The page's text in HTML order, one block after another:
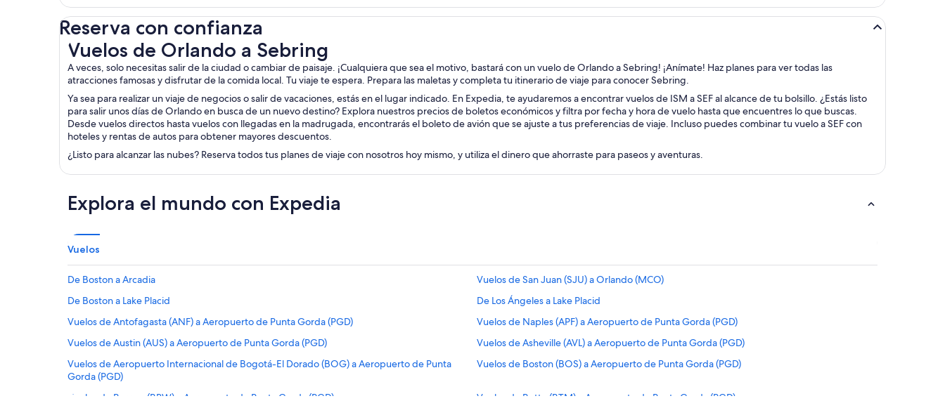
Reserva con confianza
Vuelos de Orlando a Sebring
A veces, solo necesitas salir de la ciudad o cambiar de paisaje. ¡Cualquiera que sea el motivo, bastará con un vuelo de Orlando a Sebring! ¡Anímate! Haz planes para ver todas las
atracciones famosas y disfrutar de la comida local. Tu viaje te espera. Prepara las maletas y completa tu itinerario de viaje para conocer Sebring.
Ya sea para realizar un viaje de negocios o salir de vacaciones, estás en el lugar indicado. En Expedia, te ayudaremos a encontrar vuelos de ISM a SEF al alcance de tu bolsillo. ¿Estás listo
para salir unos días de Orlando en busca de un nuevo destino? Explora nuestros precios de boletos económicos y filtra por fecha y hora de vuelo hasta que encuentres lo que buscas.
Desde vuelos directos hasta vuelos con llegadas en la madrugada, encontrarás el boleto de avión que se ajuste a tus preferencias de viaje. Incluso puedes combinar tu vuelo a SEF con
hoteles y rentas de autos para obtener mayores descuentos.
¿Listo para alcanzar las nubes? Reserva todos tus planes de viaje con nosotros hoy mismo, y utiliza el dinero que ahorraste para paseos y aventuras.
Vuelos de Orlando a Sebring
Explora el mundo con Expedia
Vuelos
De Boston a Arcadia
Vuelos de San Juan (SJU) a Orlando (MCO)
De Boston a Lake Placid
De Los Ángeles a Lake Placid
Vuelos de Antofagasta (ANF) a Aeropuerto de Punta Gorda (PGD)
Vuelos de Naples (APF) a Aeropuerto de Punta Gorda (PGD)
Vuelos de Austin (AUS) a Aeropuerto de Punta Gorda (PGD)
Vuelos de Asheville (AVL) a Aeropuerto de Punta Gorda (PGD)
Vuelos de Aeropuerto Internacional de Bogotá-El Dorado (BOG) a Aeropuerto de Punta
Gorda (PGD)
Vuelos de Boston (BOS) a Aeropuerto de Punta Gorda (PGD)
Vuelos de Barrow (BRW) a Aeropuerto de Punta Gorda (PGD)
Vuelos de Butte (BTM) a Aeropuerto de Punta Gorda (PGD)